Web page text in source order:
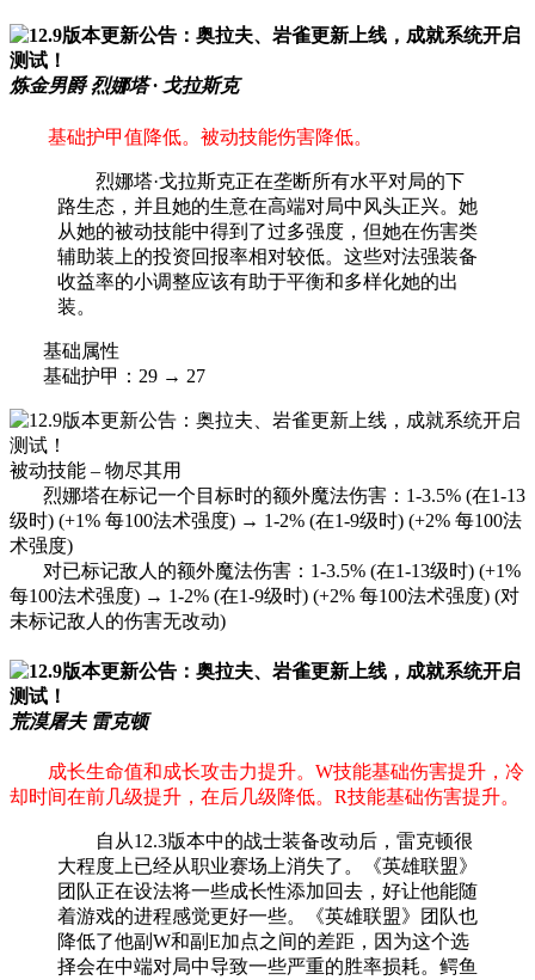
炼金男爵 烈娜塔 · 戈拉斯克
基础护甲值降低。被动技能伤害降低。
烈娜塔·戈拉斯克正在垄断所有水平对局的下
路生态，并且她的生意在高端对局中风头正兴。她
从她的被动技能中得到了过多强度，但她在伤害类
辅助装上的投资回报率相对较低。这些对法强装备
收益率的小调整应该有助于平衡和多样化她的出
装。
基础属性
基础护甲：29 → 27
被动技能 – 物尽其用
烈娜塔在标记一个目标时的额外魔法伤害：1-3.5% (在1-13
级时) (+1% 每100法术强度) → 1-2% (在1-9级时) (+2% 每100法
术强度)
对已标记敌人的额外魔法伤害：1-3.5% (在1-13级时) (+1%
每100法术强度) → 1-2% (在1-9级时) (+2% 每100法术强度) (对
未标记敌人的伤害无改动)
荒漠屠夫 雷克顿
成长生命值和成长攻击力提升。W技能基础伤害提升，冷
却时间在前几级提升，在后几级降低。R技能基础伤害提升。
自从12.3版本中的战士装备改动后，雷克顿很
大程度上已经从职业赛场上消失了。《英雄联盟》
团队正在设法将一些成长性添加回去，好让他能随
着游戏的进程感觉更好一些。《英雄联盟》团队也
降低了他副W和副E加点之间的差距，因为这个选
择会在中端对局中导致一些严重的胜率损耗。鳄鱼